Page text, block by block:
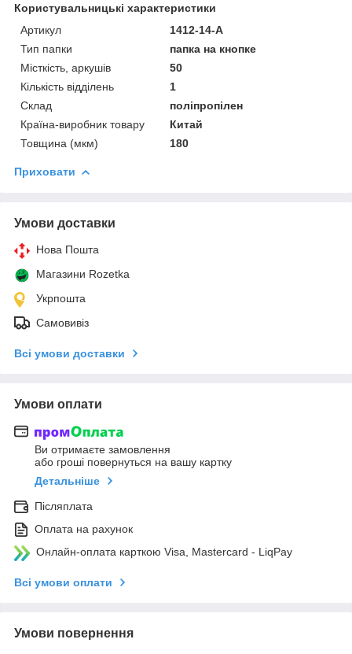
Користувальницькі характеристики
Артикул
1412-14-A
Тип папки
папка на кнопке
Місткість, аркушів
50
Кількість відділень
1
Склад
поліпропілен
Країна-виробник товару
Китай
Товщина (мкм)
180
Приховати
Умови доставки
Нова Пошта
Магазини Rozetka
Укрпошта
Самовивіз
Всі умови доставки
Умови оплати
Ви отримаєте замовлення
або гроші повернуться на вашу картку
Детальніше
Післяплата
Оплата на рахунок
Онлайн-оплата карткою Visa, Mastercard - LiqPay
Всі умови оплати
Умови повернення